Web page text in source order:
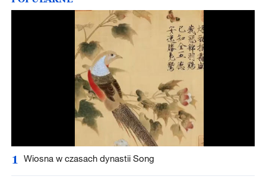
1 Wiosna w czasach dynastii Song